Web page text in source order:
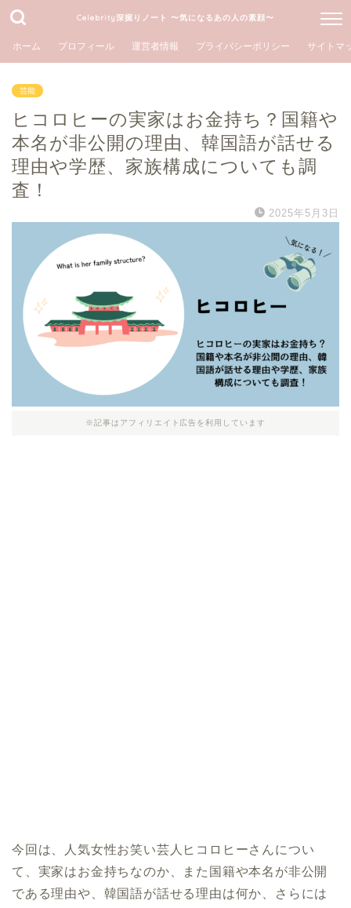
Celebrity深掘りノート 〜気になるあの人の素顔〜
ホーム プロフィール 運営者情報 プライバシーポリシー サイトマ
芸能
ヒコロヒーの実家はお金持ち？国籍や
本名が非公開の理由、韓国語が話せる
理由や学歴、家族構成についても調
査！
2025年5月3日
※記事はアフィリエイト広告を利用しています
今回は、人気女性お笑い芸人ヒコロヒーさんについ
て、実家はお金持ちなのか、また国籍や本名が非公開
である理由や、韓国語が話せる理由は何か、さらには